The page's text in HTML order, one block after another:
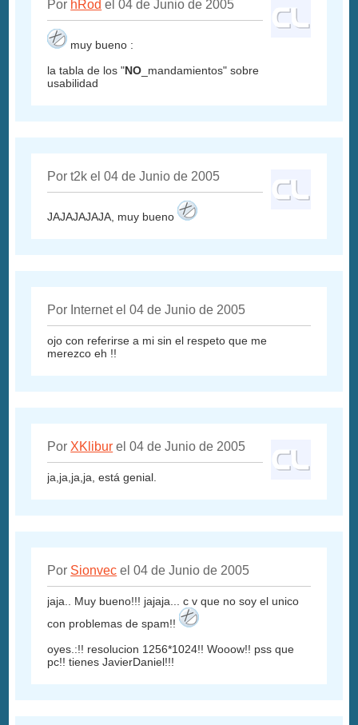
Por hRod el 04 de Junio de 2005
muy bueno :
la tabla de los "NO _mandamientos" sobre
usabilidad
Por t2k el 04 de Junio de 2005
JAJAJAJAJA, muy bueno
Por Internet el 04 de Junio de 2005
ojo con referirse a mi sin el respeto que me
merezco eh !!
Por XKlibur el 04 de Junio de 2005
ja,ja,ja,ja, está genial.
Por Sionvec el 04 de Junio de 2005
jaja.. Muy bueno!!! jajaja... c v que no soy el unico
con problemas de spam!!
oyes.:!! resolucion 1256*1024!! Wooow!! pss que
pc!! tienes JavierDaniel!!!